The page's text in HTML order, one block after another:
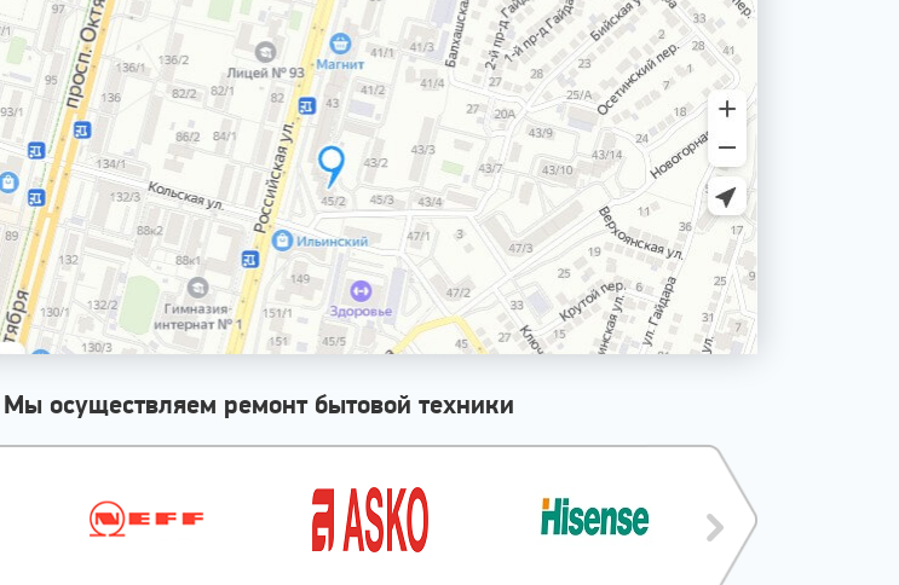
Мы осуществляем ремонт бытовой техники